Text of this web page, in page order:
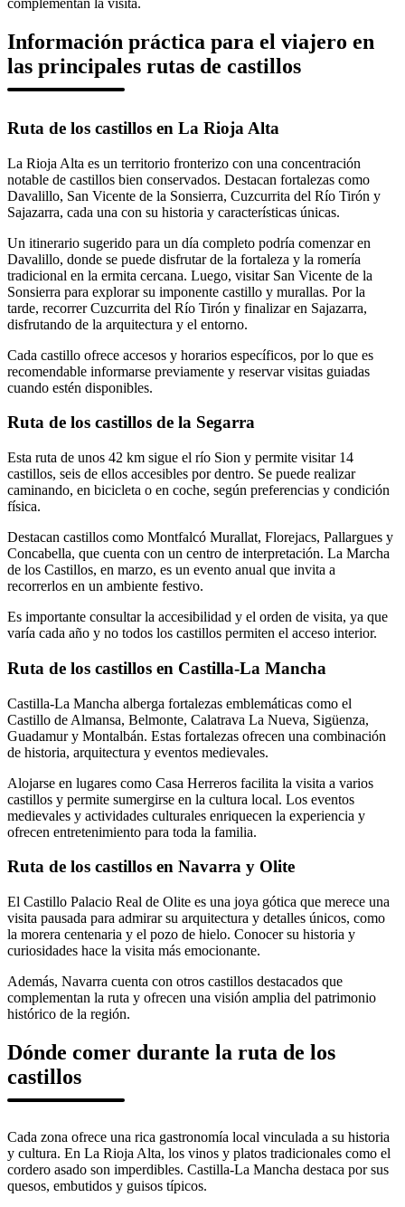
complementan la visita.
Información práctica para el viajero en
las principales rutas de castillos
Ruta de los castillos en La Rioja Alta
La Rioja Alta es un territorio fronterizo con una concentración
notable de castillos bien conservados. Destacan fortalezas como
Davalillo, San Vicente de la Sonsierra, Cuzcurrita del Río Tirón y
Sajazarra, cada una con su historia y características únicas.
Un itinerario sugerido para un día completo podría comenzar en
Davalillo, donde se puede disfrutar de la fortaleza y la romería
tradicional en la ermita cercana. Luego, visitar San Vicente de la
Sonsierra para explorar su imponente castillo y murallas. Por la
tarde, recorrer Cuzcurrita del Río Tirón y finalizar en Sajazarra,
disfrutando de la arquitectura y el entorno.
Cada castillo ofrece accesos y horarios específicos, por lo que es
recomendable informarse previamente y reservar visitas guiadas
cuando estén disponibles.
Ruta de los castillos de la Segarra
Esta ruta de unos 42 km sigue el río Sion y permite visitar 14
castillos, seis de ellos accesibles por dentro. Se puede realizar
caminando, en bicicleta o en coche, según preferencias y condición
física.
Destacan castillos como Montfalcó Murallat, Florejacs, Pallargues y
Concabella, que cuenta con un centro de interpretación. La Marcha
de los Castillos, en marzo, es un evento anual que invita a
recorrerlos en un ambiente festivo.
Es importante consultar la accesibilidad y el orden de visita, ya que
varía cada año y no todos los castillos permiten el acceso interior.
Ruta de los castillos en Castilla-La Mancha
Castilla-La Mancha alberga fortalezas emblemáticas como el
Castillo de Almansa, Belmonte, Calatrava La Nueva, Sigüenza,
Guadamur y Montalbán. Estas fortalezas ofrecen una combinación
de historia, arquitectura y eventos medievales.
Alojarse en lugares como Casa Herreros facilita la visita a varios
castillos y permite sumergirse en la cultura local. Los eventos
medievales y actividades culturales enriquecen la experiencia y
ofrecen entretenimiento para toda la familia.
Ruta de los castillos en Navarra y Olite
El Castillo Palacio Real de Olite es una joya gótica que merece una
visita pausada para admirar su arquitectura y detalles únicos, como
la morera centenaria y el pozo de hielo. Conocer su historia y
curiosidades hace la visita más emocionante.
Además, Navarra cuenta con otros castillos destacados que
complementan la ruta y ofrecen una visión amplia del patrimonio
histórico de la región.
Dónde comer durante la ruta de los
castillos
Cada zona ofrece una rica gastronomía local vinculada a su historia
y cultura. En La Rioja Alta, los vinos y platos tradicionales como el
cordero asado son imperdibles. Castilla-La Mancha destaca por sus
quesos, embutidos y guisos típicos.